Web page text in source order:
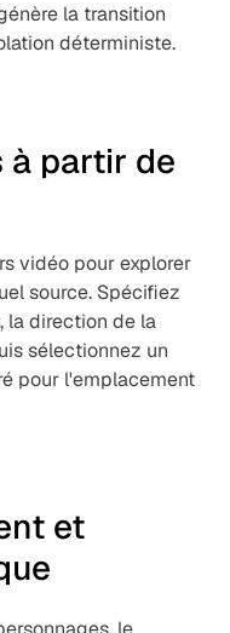
la transition
déterministe.
à partir de
vidéo pour explorer
source. Spécifiez
la direction de la
sélectionnez un
pour l'emplacement
et